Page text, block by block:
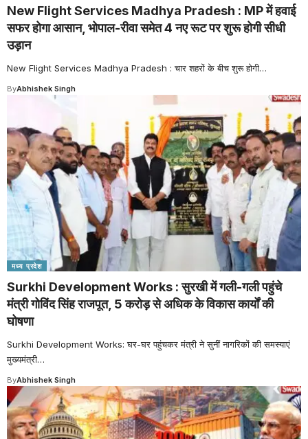
New Flight Services Madhya Pradesh : MP में हवाई
सफर होगा आसान, भोपाल-रीवा समेत 4 नए रूट पर शुरू होगी सीधी
उड़ान
New Flight Services Madhya Pradesh : चार शहरों के बीच शुरू होगी…
ByAbhishek Singh
मध्य प्रदेश
Surkhi Development Works : सुरखी में गली-गली पहुंचे
मंत्री गोविंद सिंह राजपूत, 5 करोड़ से अधिक के विकास कार्यों की
घोषणा
Surkhi Development Works: घर-घर पहुंचकर मंत्री ने सुनीं नागरिकों की समस्याएं
मुख्यमंत्री…
ByAbhishek Singh